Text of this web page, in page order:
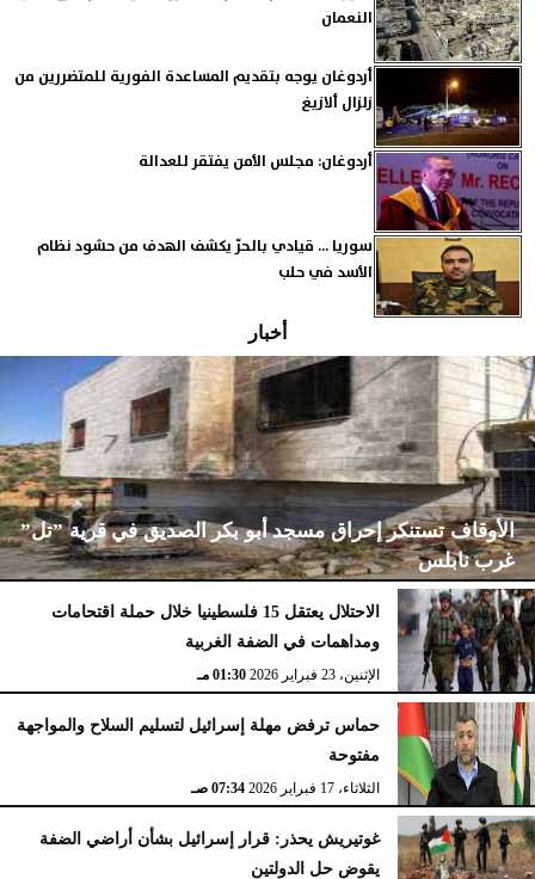
النعمان
أردوغان يوجه بتقديم المساعدة الفورية للمتضررين من
زلزال ألازيغ
أردوغان: مجلس الأمن يفتقر للعدالة
سوريا ... قيادي بالحرّ يكشف الهدف من حشود نظام
الأسد في حلب
أخبار
الأوقاف تستنكر إحراق مسجد أبو بكر الصديق في قرية ”تل”
غرب نابلس
الإثنين، 23 فبراير 2026 02:15 مـ
الاحتلال يعتقل 15 فلسطينيا خلال حملة اقتحامات
ومداهمات في الضفة الغربية
الإثنين، 23 فبراير 2026 01:30 مـ
حماس ترفض مهلة إسرائيل لتسليم السلاح والمواجهة
مفتوحة
الثلاثاء، 17 فبراير 2026 07:34 صـ
غوتيريش يحذر: قرار إسرائيل بشأن أراضي الضفة
يقوض حل الدولتين